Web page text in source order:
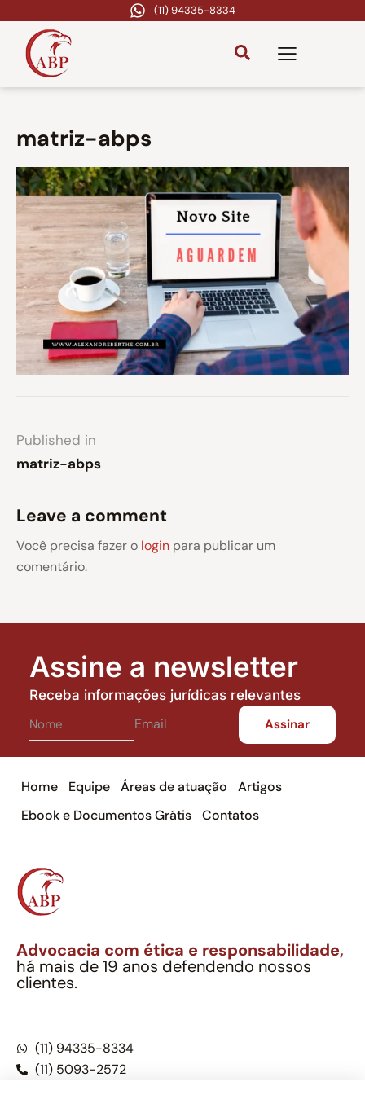
(11) 94335-8334
matriz-abps
Published in
matriz-abps
Leave a comment
Você precisa fazer o login para publicar um
comentário.
Assine a newsletter
Receba informações jurídicas relevantes
Home Equipe Áreas de atuação
Artigos
Ebook e Documentos Grátis
Contatos
Advocacia com ética e responsabilidade,
há mais de 19 anos defendendo nossos
clientes.
(11) 94335-8334
(11) 5093-2572